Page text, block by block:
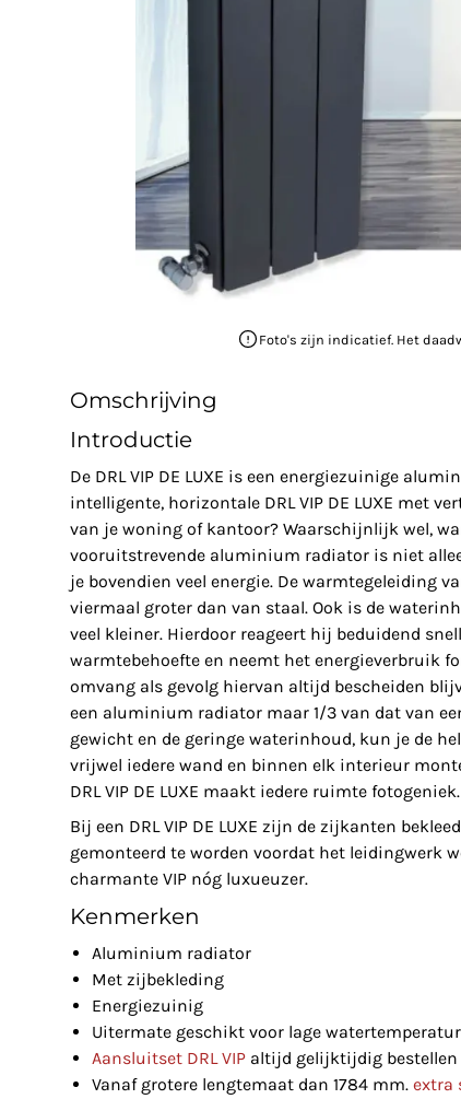
Foto's zijn indicatief. Het
Omschrijving
Introductie
De DRL VIP DE LUXE is een energiezuinige
intelligente, horizontale DRL VIP DE LUXE met
van je woning of kantoor? Waarschijnlijk wel,
vooruitstrevende aluminium radiator is niet
je bovendien veel energie. De warmtegeleiding
viermaal groter dan van staal. Ook is de
veel kleiner. Hierdoor reageert hij beduidend
warmtebehoefte en neemt het energieverbruik
omvang als gevolg hiervan altijd bescheiden
een aluminium radiator maar 1/3 van dat van
gewicht en de geringe waterinhoud, kun je de
vrijwel iedere wand en binnen elk interieur
DRL VIP DE LUXE maakt iedere ruimte fotogeniek.
Bij een DRL VIP DE LUXE zijn de zijkanten
gemonteerd te worden voordat het leidingwerk
charmante VIP nóg luxueuzer.
Kenmerken
Aluminium radiator
Met zijbekleding
Energiezuinig
Uitermate geschikt voor lage
Aansluitset DRL VIP altijd gelijktijdig bestellen
Vanaf grotere lengtemaat dan 1784 mm. extra